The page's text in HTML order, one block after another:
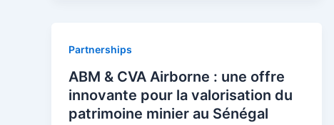
Partnerships
ABM & CVA Airborne : une offre
innovante pour la valorisation du
patrimoine minier au Sénégal